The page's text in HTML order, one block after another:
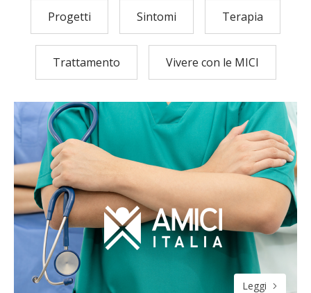
Progetti Sintomi Terapia
Trattamento Vivere con le MICI
Leggi